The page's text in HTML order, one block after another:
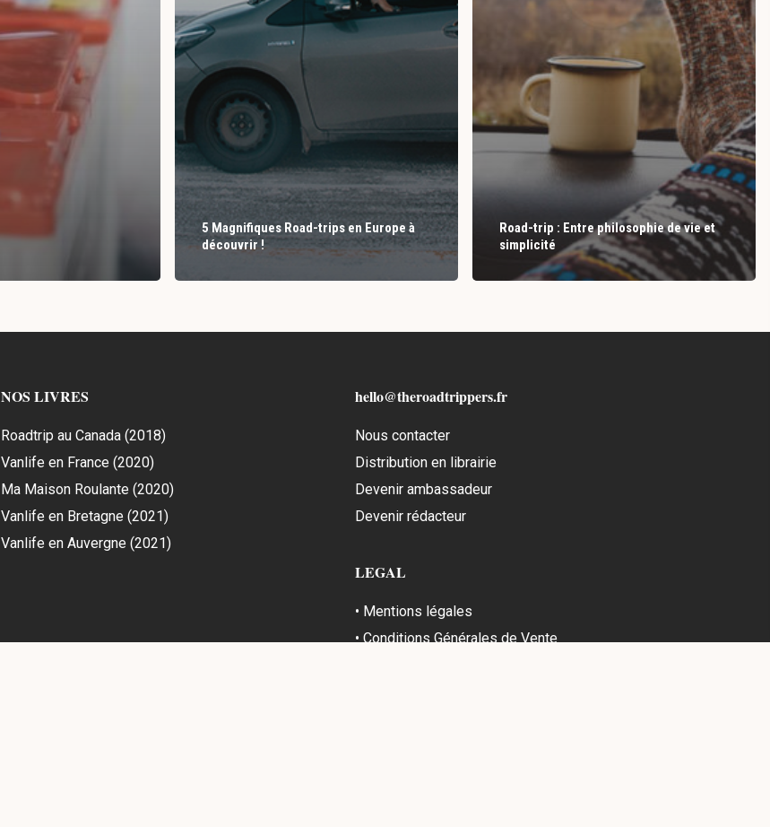
5 Magnifiques Road-trips en Europe à
découvrir !
Road-trip : Entre philosophie de vie et
simplicité
NOS LIVRES
Roadtrip au Canada (2018)
Vanlife en France (2020)
Ma Maison Roulante (2020)
Vanlife en Bretagne (2021)
Vanlife en Auvergne (2021)
hello@theroadtrippers.fr
Nous contacter
Distribution en librairie
Devenir ambassadeur
Devenir rédacteur
LEGAL
• Mentions légales
• Conditions Générales de Vente